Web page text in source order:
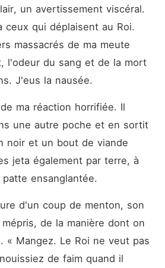
un avertissement viscéral.
ceux qui déplaisent au Roi.
massacrés de ma meute
l'odeur du sang et de la mort
J'eus la nausée.
ma réaction horrifiée. Il
une autre poche et en sortit
noir et un bout de viande
jeta également par terre, à
ensanglantée.
d'un coup de menton, son
de la manière dont on
« Mangez. Le Roi ne veut pas
de faim quand il